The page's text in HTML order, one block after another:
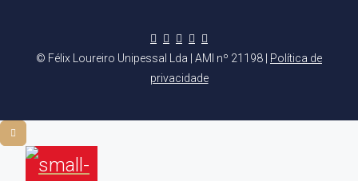
© Félix Loureiro Unipessal Lda | AMI nº 21198 | Política de
privacidade